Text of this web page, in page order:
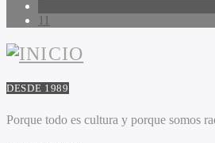
11
DESDE 1989
Porque todo es cultura y porque somos